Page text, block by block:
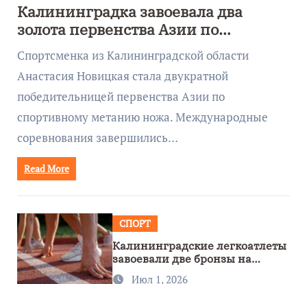
Калининградка завоевала два
золота первенства Азии по
метанию ножа
Спортсменка из Калининградской области
Анастасия Новицкая стала двукратной
победительницей первенства Азии по
спортивному метанию ножа. Международные
соревнования завершились…
Read More
СПОРТ
Калининградские легкоатлеты
завоевали две бронзы на
первенстве России
Июл 1, 2026